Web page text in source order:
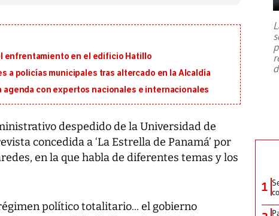
enfrentamiento en el edificio Hatillo
a policías municipales tras altercado en la Alcaldía
agenda con expertos nacionales e internacionales
despedido de la Universidad de
concedida a ‘La Estrella de Panamá’ por
en la que habla de diferentes temas y los
político totalitario... el gobierno
al sur de Japón, provocando una
1